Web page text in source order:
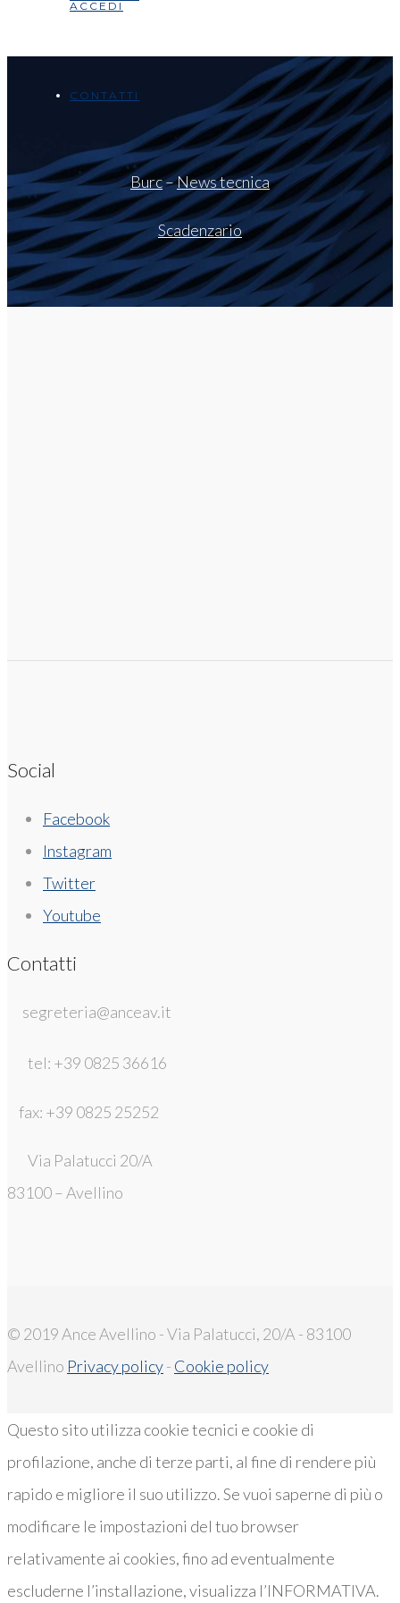
ACCEDI
CONTATTI
Burc–News tecnica
Scadenzario
Social
Facebook
Instagram
Twitter
Youtube
Contatti
segreteria@anceav.it
tel: +39 0825 36616
fax: +39 0825 25252
Via Palatucci 20/A
83100 – Avellino
© 2019 Ance Avellino - Via Palatucci, 20/A - 83100
Avellino Privacy policy- Cookie policy
Questo sito utilizza cookie tecnici e cookie di
profilazione, anche di terze parti, al fine di rendere più
rapido e migliore il suo utilizzo. Se vuoi saperne di più o
modificare le impostazioni del tuo browser
relativamente ai cookies, fino ad eventualmente
escluderne l’installazione, visualizza l’INFORMATIVA.